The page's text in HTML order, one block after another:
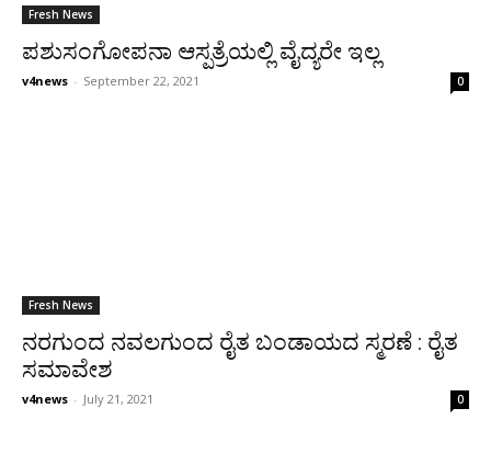
Fresh News
ಪಶುಸಂಗೋಪನಾ ಆಸ್ಪತ್ರೆಯಲ್ಲಿ ವೈದ್ಯರೇ ಇಲ್ಲ
v4news - September 22, 2021 0
Fresh News
ನರಗುಂದ ನವಲಗುಂದ ರೈತ ಬಂಡಾಯದ ಸ್ಮರಣೆ : ರೈತ
ಸಮಾವೇಶ
v4news - July 21, 2021 0